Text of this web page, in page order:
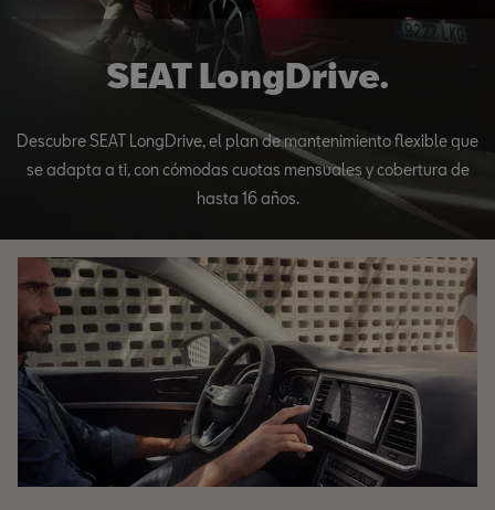
SEAT LongDrive.
Descubre SEAT LongDrive, el plan de mantenimiento flexible que
se adapta a ti, con cómodas cuotas mensuales y cobertura de
hasta 16 años.